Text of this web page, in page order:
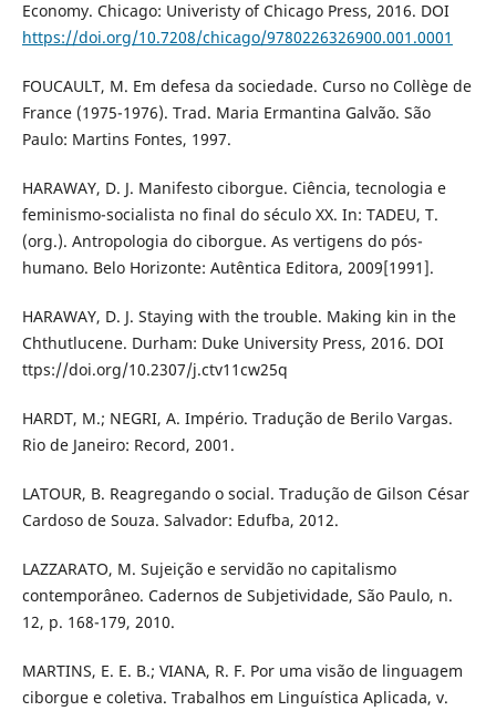
Economy. Chicago: Univeristy of Chicago Press, 2016. DOI
https://doi.org/10.7208/chicago/9780226326900.001.0001
FOUCAULT, M. Em defesa da sociedade. Curso no Collège de
France (1975-1976). Trad. Maria Ermantina Galvão. São
Paulo: Martins Fontes, 1997.
HARAWAY, D. J. Manifesto ciborgue. Ciência, tecnologia e
feminismo-socialista no final do século XX. In: TADEU, T.
(org.). Antropologia do ciborgue. As vertigens do pós-
humano. Belo Horizonte: Autêntica Editora, 2009[1991].
HARAWAY, D. J. Staying with the trouble. Making kin in the
Chthutlucene. Durham: Duke University Press, 2016. DOI
ttps://doi.org/10.2307/j.ctv11cw25q
HARDT, M.; NEGRI, A. Império. Tradução de Berilo Vargas.
Rio de Janeiro: Record, 2001.
LATOUR, B. Reagregando o social. Tradução de Gilson César
Cardoso de Souza. Salvador: Edufba, 2012.
LAZZARATO, M. Sujeição e servidão no capitalismo
contemporâneo. Cadernos de Subjetividade, São Paulo, n.
12, p. 168-179, 2010.
MARTINS, E. E. B.; VIANA, R. F. Por uma visão de linguagem
ciborgue e coletiva. Trabalhos em Linguística Aplicada, v.